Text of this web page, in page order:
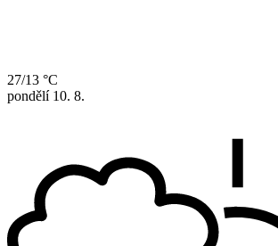
27/13 °C
pondělí 10. 8.